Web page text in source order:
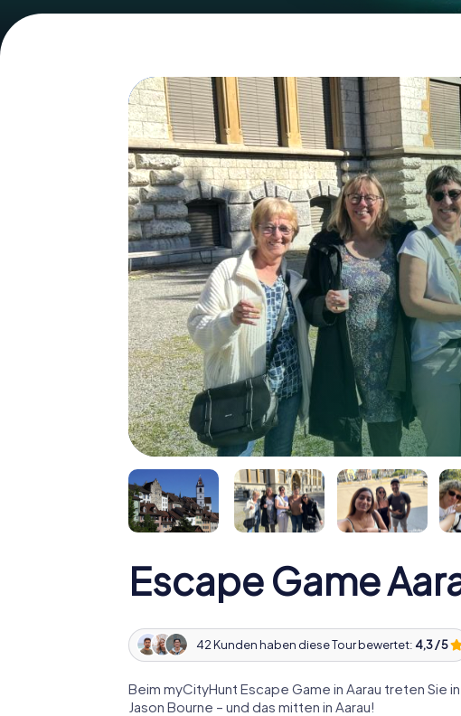
Escape Game
42 Kunden haben diese Tour bewertet: 4,3 / 5
Beim myCityHunt Escape Game in Aarau treten Sie
Jason Bourne – und das mitten in Aarau!